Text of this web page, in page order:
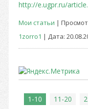
http://e.ugpr.ru/
Мои статьи |
1zorro1 | Дата:
1-10 11-20